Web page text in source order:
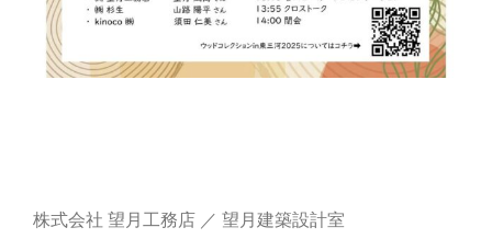
株式会社 望月工務店 ／ 望月建築設計室